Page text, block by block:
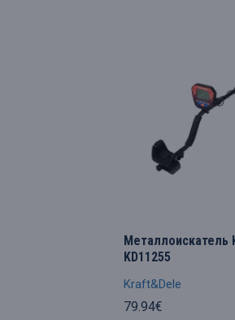
Kraft&Dele
Металлоискатель
KD11255
79.94€